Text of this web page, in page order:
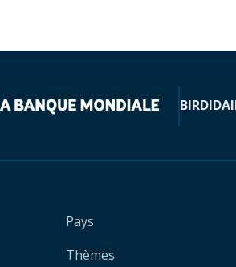
BIRDIDA
Pays
Thèmes